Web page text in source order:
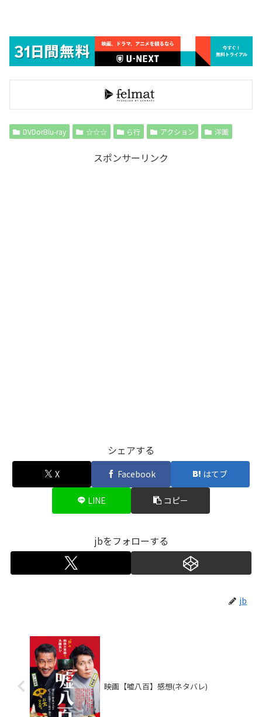
DVDorBlu-ray ☆☆☆ ら行 アクション 洋画
スポンサーリンク
シェアする
X Facebook はてブ
LINE コピー
jbをフォローする
jb
映画【嘘八百】感想(ネタバレ)